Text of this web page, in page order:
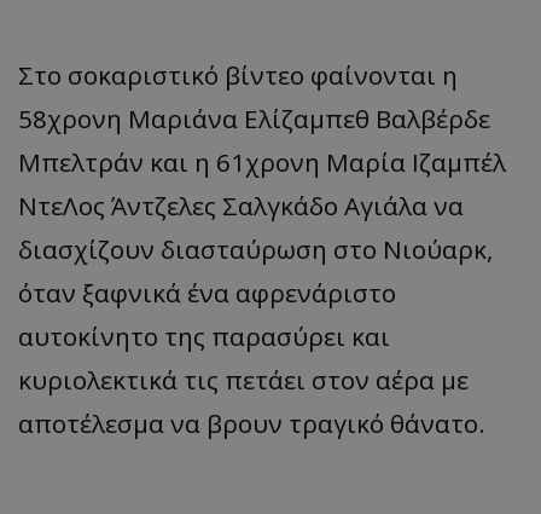
Στο σοκαριστικό βίντεο φαίνονται η
58χρονη Μαριάνα Ελίζαμπεθ Βαλβέρδε
Μπελτράν και η 61χρονη Μαρία Ιζαμπέλ
ΝτεΛος Άντζελες Σαλγκάδο Αγιάλα να
διασχίζουν διασταύρωση στο Νιούαρκ,
όταν ξαφνικά ένα αφρενάριστο
αυτοκίνητο της παρασύρει και
κυριολεκτικά τις πετάει στον αέρα με
αποτέλεσμα να βρουν τραγικό θάνατο.